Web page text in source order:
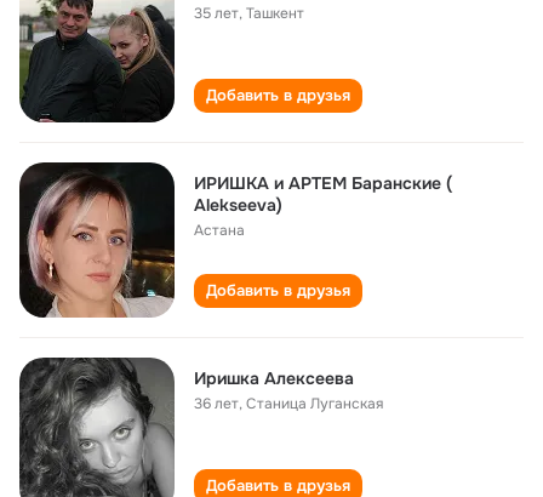
35 лет,Ташкент
Добавить в друзья
ИРИШКА и АРТЕМ Баранскиe (
Аlekseeva)
Астана
Добавить в друзья
Иришка Алексеева
36 лет,Станица Луганская
Добавить в друзья